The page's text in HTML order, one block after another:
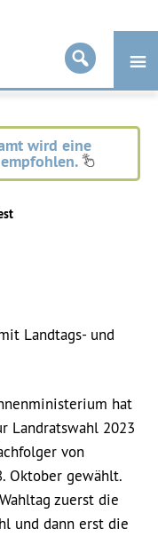
wird eine
Landtags- und
hat
Landratswahl 2023
von
Oktober gewählt.
zuerst die
und dann erst die